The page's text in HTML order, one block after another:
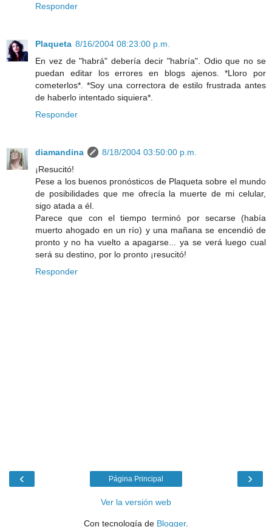
Responder
Plaqueta 8/16/2004 08:23:00 p.m.
En vez de "habrá" debería decir "habría". Odio que no se
puedan editar los errores en blogs ajenos. *Lloro por
cometerlos*. *Soy una correctora de estilo frustrada antes
de haberlo intentado siquiera*.
Responder
diamandina
8/18/2004 03:50:00 p.m.
¡Resucitó!
Pese a los buenos pronósticos de Plaqueta sobre el mundo
de posibilidades que me ofrecía la muerte de mi celular,
sigo atada a él.
Parece que con el tiempo terminó por secarse (había
muerto ahogado en un río) y una mañana se encendió de
pronto y no ha vuelto a apagarse... ya se verá luego cual
será su destino, por lo pronto ¡resucitó!
Responder
‹ ›
Página Principal
Ver la versión web
Con tecnología de Blogger.